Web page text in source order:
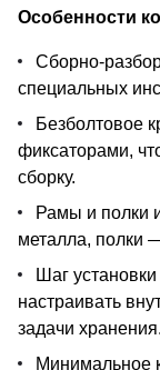
Особенности
Сборно-
специальных
Безболтовое
фиксаторами,
сборку.
Рамы и полки
металла, полки
Шаг
настраивать
задачи хранения.
Минимальное